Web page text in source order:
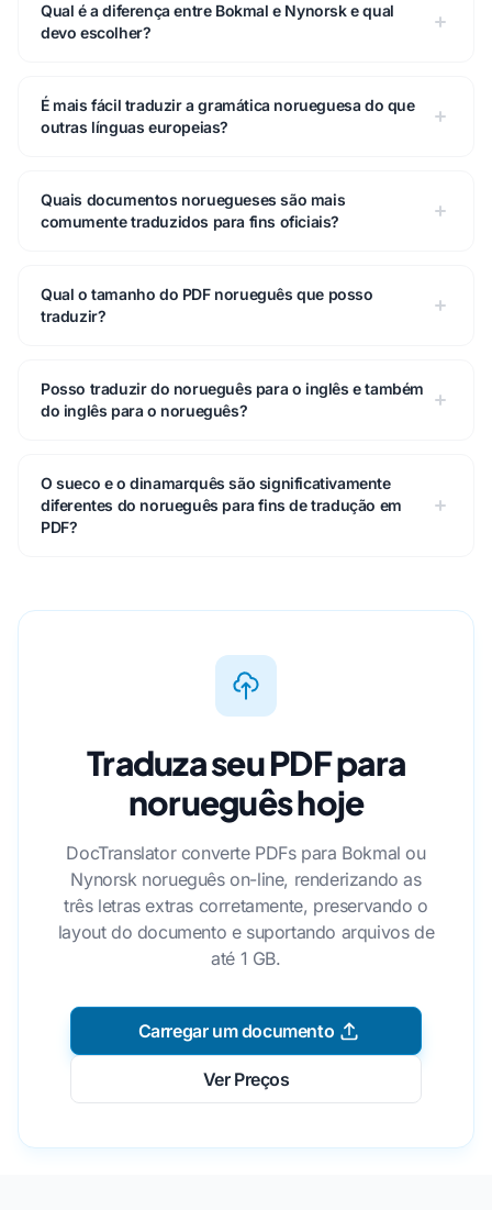
Qual é a diferença entre Bokmal e Nynorsk e qual
devo escolher?
É mais fácil traduzir a gramática norueguesa do que
outras línguas europeias?
Quais documentos noruegueses são mais
comumente traduzidos para fins oficiais?
Qual o tamanho do PDF norueguês que posso
traduzir?
Posso traduzir do norueguês para o inglês e também
do inglês para o norueguês?
O sueco e o dinamarquês são significativamente
diferentes do norueguês para fins de tradução em
PDF?
Traduza seu PDF para
norueguês hoje
DocTranslator converte PDFs para Bokmal ou
Nynorsk norueguês on-line, renderizando as
três letras extras corretamente, preservando o
layout do documento e suportando arquivos de
até 1 GB.
Carregar um documento
Ver Preços